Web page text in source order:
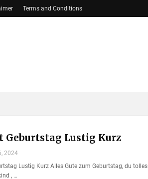
Terms and Conditions
Geburtstag Lustig Kurz
2024
Lustig Kurz Alles Gute zum Geburtstag, du tolles
, …